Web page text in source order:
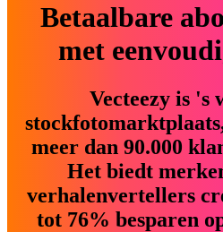
Betaalbare
met
Vecteezy is 's
meer dan 90.000
Het biedt
verhalenvertellers
tot 76% besparen